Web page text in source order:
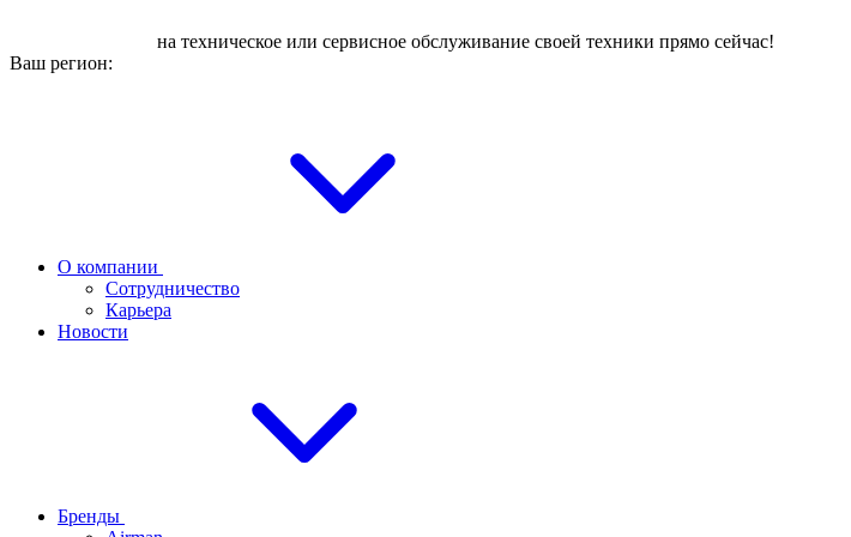
на техническое или сервисное обслуживание своей техники прямо сейчас!
Ваш регион:
О компании
Сотрудничество
Карьера
Новости
Бренды